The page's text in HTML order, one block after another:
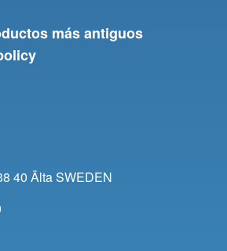
más antiguos
40 Älta SWEDEN